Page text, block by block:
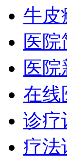
牛皮
医院
医院
在线
诊疗
疗法